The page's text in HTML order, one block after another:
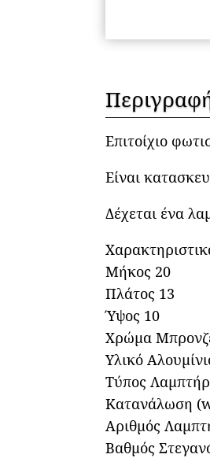
Επιτοίχιο
Είναι
Δέχεται ένα
Μήκος 20
Πλάτος 13
Ύψος 10
Χρώμα
Υλικό
Τύπος
Κατανάλωση
Αριθμός
Βαθμός